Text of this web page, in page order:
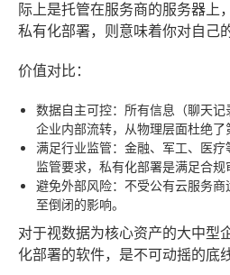
际上是托管在服务商的服务器上
私有化部署，则意味着你对自己
价值对比：
数据自主可控：所有信息（聊天
企业内部流转，从物理层面杜绝了
满足行业监管：金融、军工、医
监管要求，私有化部署是满足合规
避免外部风险：不受公有云服务
至倒闭的影响。
对于视数据为核心资产的大中型
化部署的软件，是不可动摇的底线